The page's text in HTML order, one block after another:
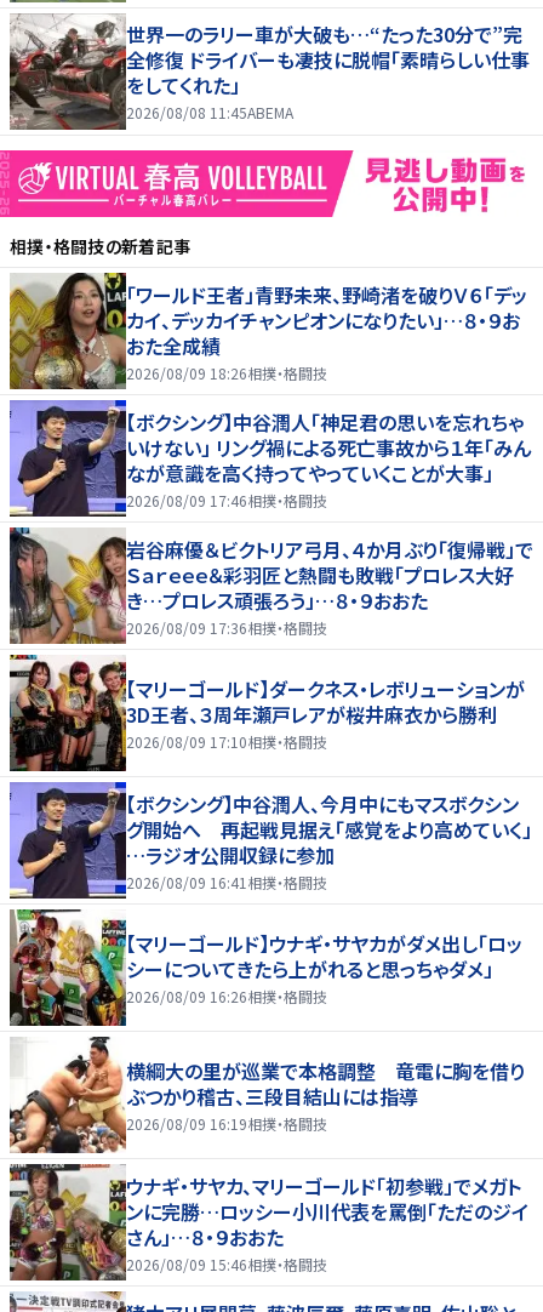
世界一のラリー車が大破も…“たった30分で”完
全修復 ドライバーも凄技に脱帽「素晴らしい仕事
をしてくれた」
2026/08/08 11:45ABEMA
相撲・格闘技の新着記事
「ワールド王者」青野未来、野崎渚を破りＶ６「デッ
カイ、デッカイチャンピオンになりたい」…８・９お
おた全成績
2026/08/09 18:26相撲・格闘技
【ボクシング】中谷潤人「神足君の思いを忘れちゃ
いけない」 リング禍による死亡事故から１年「みん
なが意識を高く持ってやっていくことが大事」
2026/08/09 17:46相撲・格闘技
岩谷麻優＆ビクトリア弓月、４か月ぶり「復帰戦」で
Ｓａｒｅｅｅ＆彩羽匠と熱闘も敗戦「プロレス大好
き…プロレス頑張ろう」…８・９おおた
2026/08/09 17:36相撲・格闘技
【マリーゴールド】ダークネス・レボリューションが
3D王者、３周年瀬戸レアが桜井麻衣から勝利
2026/08/09 17:10相撲・格闘技
【ボクシング】中谷潤人、今月中にもマスボクシン
グ開始へ 再起戦見据え「感覚をより高めていく」
…ラジオ公開収録に参加
2026/08/09 16:41 相撲・格闘技
【マリーゴールド】ウナギ・サヤカがダメ出し「ロッ
シーについてきたら上がれると思っちゃダメ」
2026/08/09 16:26相撲・格闘技
横綱大の里が巡業で本格調整 竜電に胸を借り
ぶつかり稽古、三段目結山には指導
2026/08/09 16:19相撲・格闘技
ウナギ・サヤカ、マリーゴールド「初参戦」でメガト
ンに完勝…ロッシー小川代表を罵倒「ただのジイ
さん」…８・９おおた
2026/08/09 15:46相撲・格闘技